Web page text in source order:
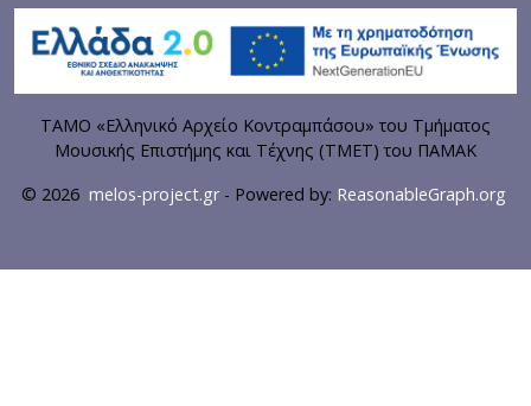
ΤΑΜΟ «Ελληνικό Αρχείο Κοντραμπάσου» του Τμήματος
Μουσικής Επιστήμης και Τέχνης (ΤΜΕΤ) του ΠΑΜΑΚ
© 2026 melos-project.gr- Powered by: ReasonableGraph.org